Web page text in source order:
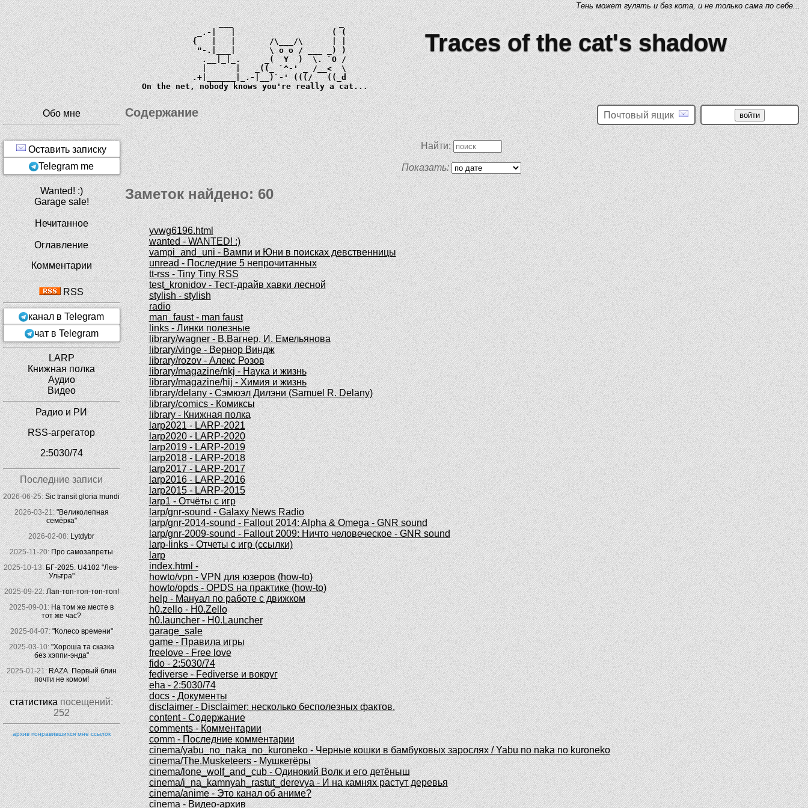
Тень может гулять и без кота, и не только сама по себе...
             ___
               _
         _.-|   |
              ( (
        {   |   |
/\___/\      | |
         "-.|___|
\ o o
/ ___ _) )
          .__|_|_.
_(  Y  )  \. `O /
          |      |   _
((_ `^-' _ /__<  \
        .+|______|_.-|__)
`-' (((/   ((_d
  On the net, nobody knows you're really a cat...
Traces of the cat's shadow
Почтовый ящик
Содержание
Найти:
Показать:
Заметок найдено: 60
yvwg6196.html
wanted - WANTED! :)
vampi_and_uni - Вампи и Юни в поисках девственницы
unread - Последние 5 непрочитанных
tt-rss - Tiny Tiny RSS
test_kronidov - Тест-драйв хавки лесной
stylish - stylish
radio
man_faust - man faust
links - Линки полезные
library/wagner - В.Вагнер, И. Емельянова
library/vinge - Вернор Виндж
library/rozov - Алекс Розов
library/magazine/nkj - Наука и жизнь
library/magazine/hij - Химия и жизнь
library/delany - Сэмюэл Дилэни (Samuel R. Delany)
library/comics - Комиксы
library - Книжная полка
larp2021 - LARP-2021
larp2020 - LARP-2020
larp2019 - LARP-2019
larp2018 - LARP-2018
larp2017 - LARP-2017
larp2016 - LARP-2016
larp2015 - LARP-2015
larp1 - Отчёты с игр
larp/gnr-sound - Galaxy News Radio
larp/gnr-2014-sound - Fallout 2014: Alpha & Omega - GNR sound
larp/gnr-2009-sound - Fallout 2009: Ничто человеческое - GNR sound
larp-links - Отчеты с игр (ссылки)
larp
index.html -
howto/vpn - VPN для юзеров (how-to)
howto/opds - OPDS на практике (how-to)
help - Мануал по работе с движком
h0.zello - H0.Zello
h0.launcher - H0.Launcher
garage_sale
game - Правила игры
freelove - Free love
fido - 2:5030/74
fediverse - Fediverse и вокруг
eha - 2:5030/74
docs - Документы
disclaimer - Disclaimer: несколько бесполезных фактов.
content - Содержание
comments - Комментарии
comm - Последние комментарии
cinema/yabu_no_naka_no_kuroneko - Черные кошки в бамбуковых зарослях / Yabu no naka no kuroneko
cinema/The.Musketeers - Мушкетёры
cinema/lone_wolf_and_cub - Одинокий Волк и его детёныш
cinema/i_na_kamnyah_rastut_derevya - И на камнях растут деревья
cinema/anime - Это канал об аниме?
cinema - Видео-архив
Обо мне
Оставить записку
Telegram me
Wanted! :)
Garage sale!
Нечитанное
Оглавление
Комментарии
RSS
канал в Telegram
чат в Telegram
LARP
Книжная полка
Аудио
Видео
Радио и РИ
RSS-агрегатор
2:5030/74
Последние записи
2026-06-25:Sic transit gloria mundi
2026-03-21:"Великолепная
семёрка"
2026-02-08:Lytdybr
2025-11-20:Про самозапреты
2025-10-13:БГ-2025. U4102 "Лев-
Ультра"
2025-09-22:Лап-топ-топ-топ-топ!
2025-09-01:На том же месте в
тот же час?
2025-04-07:"Колесо времени"
2025-03-10:"Хороша та сказка
без хэппи-энда"
2025-01-21:RAZA. Первый блин
почти не комом!
статистикапосещений:
252
архив понравившихся мне ссылок